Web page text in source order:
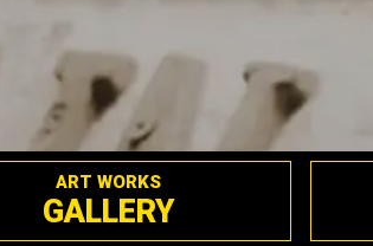
ART WORKS
GALLERY